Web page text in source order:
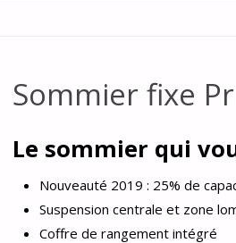
Sommier fixe
Le sommier qui
Nouveauté 2019 : 25% de
Suspension centrale et zone
Coffre de rangement intégré